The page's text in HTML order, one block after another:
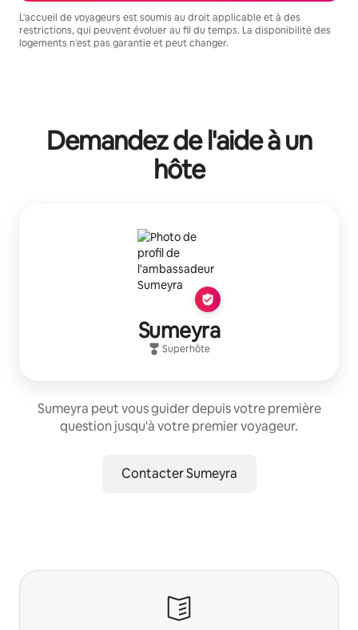
L'accueil de voyageurs est soumis au droit applicable et à des
restrictions, qui peuvent évoluer au fil du temps. La disponibilité des
logements n'est pas garantie et peut changer.
Demandez de l'aide à un
hôte
Sumeyra
Superhôte
Sumeyra peut vous guider depuis votre première
question jusqu'à votre premier voyageur.
Contacter Sumeyra